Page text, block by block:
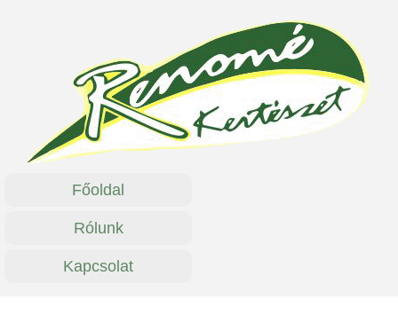
Főoldal
Rólunk
Kapcsolat